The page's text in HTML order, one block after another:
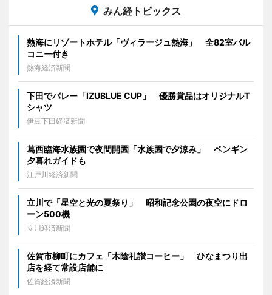
みん経トピックス
熱海にリゾートホテル「ヴィラージュ熱海」 全82室バル
コニー付き
熱海経済新聞
下田でバレー「IZUBLUE CUP」 優勝賞品はオリジナルT
シャツ
伊豆下田経済新聞
葛西臨海水族園で夜間開園「水族園で夕涼み」 ペンギン
夕暮れガイドも
江戸川経済新聞
立川で「星空と光の夏祭り」 昭和記念公園の夜空にドロ
ーン500機
立川経済新聞
佐賀市柳町にカフェ「木陰礼讃コーヒー」 ひなまつり出
店を経て常設店舗に
佐賀経済新聞